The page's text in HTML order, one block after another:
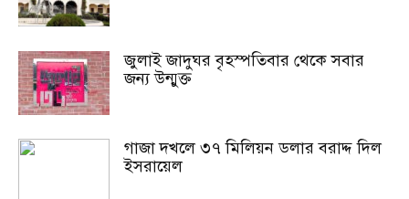
জুলাই জাদুঘর বৃহস্পতিবার থেকে সবার
জন্য উন্মুক্ত
গাজা দখলে ৩৭ মিলিয়ন ডলার বরাদ্দ দিল
ইসরায়েল